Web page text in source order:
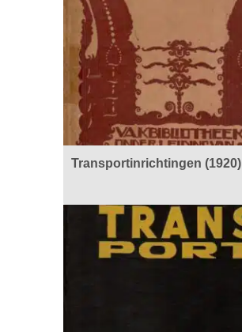
Transportinrichtingen (1920)